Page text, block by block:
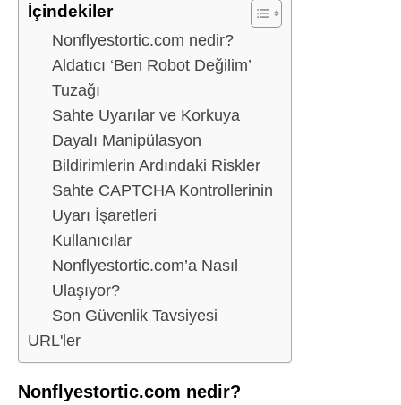
İçindekiler
Nonflyestortic.com nedir?
Aldatıcı ‘Ben Robot Değilim’
Tuzağı
Sahte Uyarılar ve Korkuya
Dayalı Manipülasyon
Bildirimlerin Ardındaki Riskler
Sahte CAPTCHA Kontrollerinin
Uyarı İşaretleri
Kullanıcılar
Nonflyestortic.com’a Nasıl
Ulaşıyor?
Son Güvenlik Tavsiyesi
URL'ler
Nonflyestortic.com nedir?